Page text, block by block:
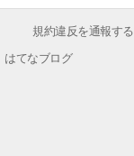
規約違反を通報する
はてなブログ